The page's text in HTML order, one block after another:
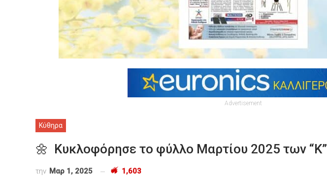
Advertisement
Κύθηρα
🌼 Κυκλοφόρησε το φύλλο Μαρτίου 2025 των “Κ”
την Μαρ 1, 2025 1,603